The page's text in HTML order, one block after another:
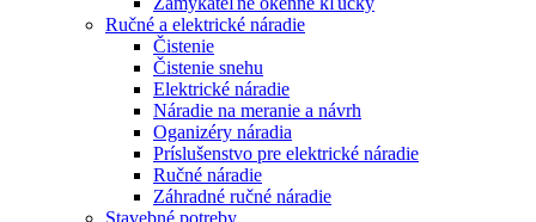
Ručné a elektrické náradie
Čistenie
Čistenie snehu
Elektrické náradie
Náradie na meranie a návrh
Oganizéry náradia
Príslušenstvo pre elektrické náradie
Ručné náradie
Záhradné ručné náradie
Stavebné potreby